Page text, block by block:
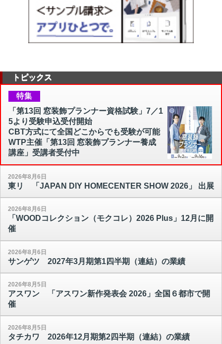
トピックス
特集
「第13回 窓装飾プランナー資格試験」7／1
5より受験申込受付開始
CBT方式にて全国どこからでも受験が可能
WTP主催「第13回 窓装飾プランナー養成
講座」受講者受付中
2026年8月6日
東リ 「JAPAN DIY HOMECENTER SHOW 2026」 出展
2026年8月6日
「WOODコレクション（モクコレ）2026 Plus」12月に開
催
2026年8月6日
サンゲツ 2027年3月期第1四半期（連結）の業績
2026年8月5日
アスワン 「アスワン新作発表会 2026」全国６都市で開
催
2026年8月5日
タチカワ 2026年12月期第2四半期（連結）の業績